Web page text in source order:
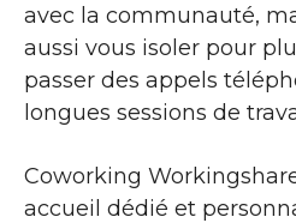
avec la communauté,
aussi vous isoler pour
passer des appels
longues sessions de
Coworking
accueil dédié et